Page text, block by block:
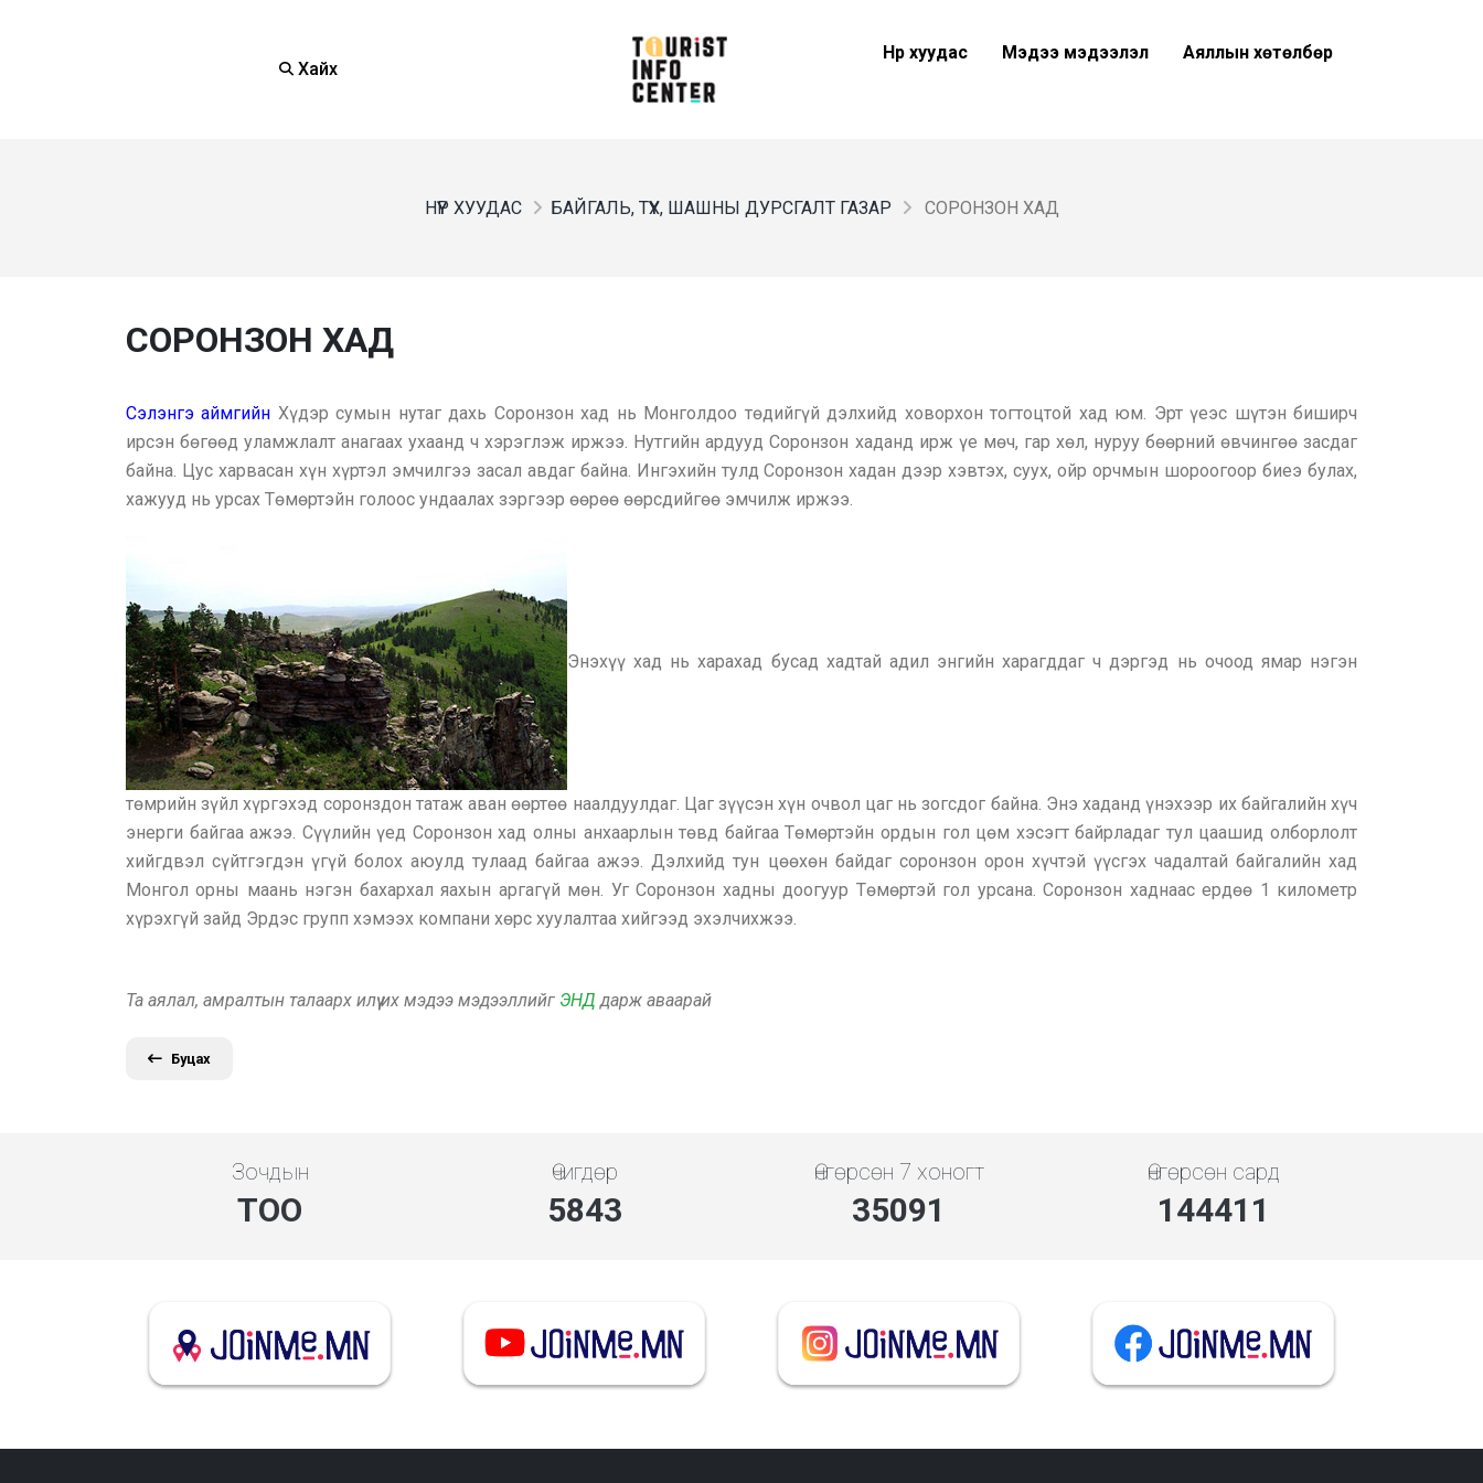
Хайх
Нүүр хуудас Мэдээ мэдээлэл Аяллын хөтөлбөр
НҮҮР ХУУДАС БАЙГАЛЬ, ТҮҮХ, ШАШНЫ ДУРСГАЛТ ГАЗАР СОРОНЗОН ХАД
СОРОНЗОН ХАД
Сэлэнгэ аймгийн Хүдэр сумын нутаг дахь Соронзон хад нь Монголдоо төдийгүй дэлхийд ховорхон тогтоцтой хад юм. Эрт үеэс шүтэн биширч
ирсэн бөгөөд уламжлалт анагаах ухаанд ч хэрэглэж иржээ. Нутгийн ардууд Соронзон хаданд ирж үе мөч, гар хөл, нуруу бөөрний өвчингөө засдаг
байна. Цус харвасан хүн хүртэл эмчилгээ засал авдаг байна. Ингэхийн тулд Соронзон хадан дээр хэвтэх, суух, ойр орчмын шороогоор биеэ булах,
хажууд нь урсах Төмөртэйн голоос ундаалах зэргээр өөрөө өөрсдийгөө эмчилж иржээ.
Энэхүү хад нь харахад бусад хадтай адил энгийн харагддаг ч дэргэд нь очоод ямар нэгэн
төмрийн зүйл хүргэхэд соронздон татаж аван өөртөө наалдуулдаг. Цаг зүүсэн хүн очвол цаг нь зогсдог байна. Энэ хаданд үнэхээр их байгалийн хүч
энерги байгаа ажээ. Сүүлийн үед Соронзон хад олны анхаарлын төвд байгаа Төмөртэйн ордын гол цөм хэсэгт байрладаг тул цаашид олборлолт
хийгдвэл сүйтгэгдэн үгүй болох аюулд тулаад байгаа ажээ. Дэлхийд тун цөөхөн байдаг соронзон орон хүчтэй үүсгэх чадалтай байгалийн хад
Монгол орны маань нэгэн бахархал яахын аргагүй мөн. Уг Соронзон хадны доогуур Төмөртэй гол урсана. Соронзон хаднаас ердөө 1 километр
хүрэхгүй зайд Эрдэс групп хэмээх компани хөрс хуулалтаа хийгээд эхэлчихжээ.
Та аялал, амралтын талаарх илүү их мэдээ мэдээллийг ЭНД дарж аваарай
Буцах
Зочдын
ТОО
Өчигдөр
5843
Өнгөрсөн 7 хоногт
35091
Өнгөрсөн сард
144411